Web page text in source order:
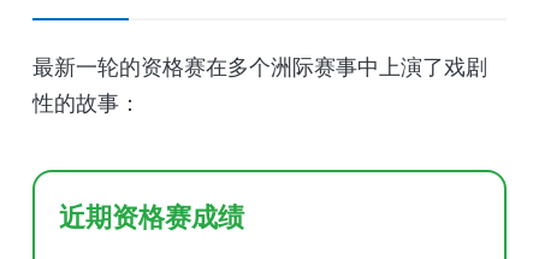
最新一轮的资格赛在多个洲际赛事中上演了戏剧
性的故事：
近期资格赛成绩